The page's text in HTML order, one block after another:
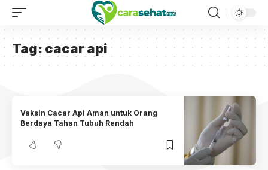
Tag: cacar api
Vaksin Cacar Api Aman untuk Orang
Berdaya Tahan Tubuh Rendah